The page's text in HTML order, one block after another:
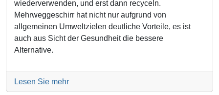
wiederverwenden, und erst dann recyceln.
Mehrweggeschirr hat nicht nur aufgrund von
allgemeinen Umweltzielen deutliche Vorteile, es ist
auch aus Sicht der Gesundheit die bessere
Alternative.
Lesen Sie mehr